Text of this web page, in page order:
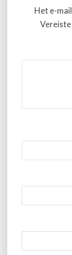
Het e-